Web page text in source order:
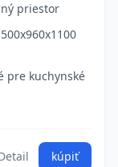
priestor
pre kuchynské
kúpiť